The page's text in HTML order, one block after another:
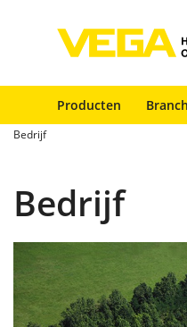
Producten
Bedrijf
Bedrijf